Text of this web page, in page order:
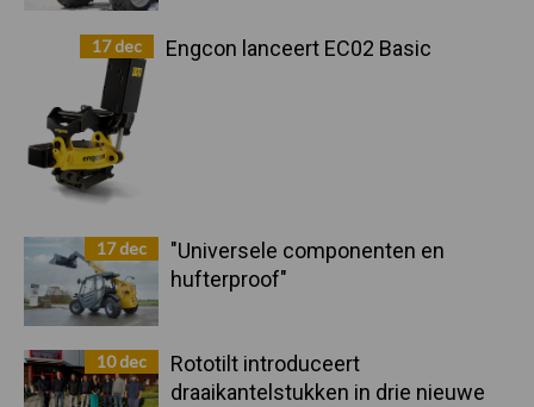
17 dec Engcon lanceert EC02 Basic
17 dec
"Universele componenten en
hufterproof"
10 dec
Rototilt introduceert
draaikantelstukken in drie nieuwe